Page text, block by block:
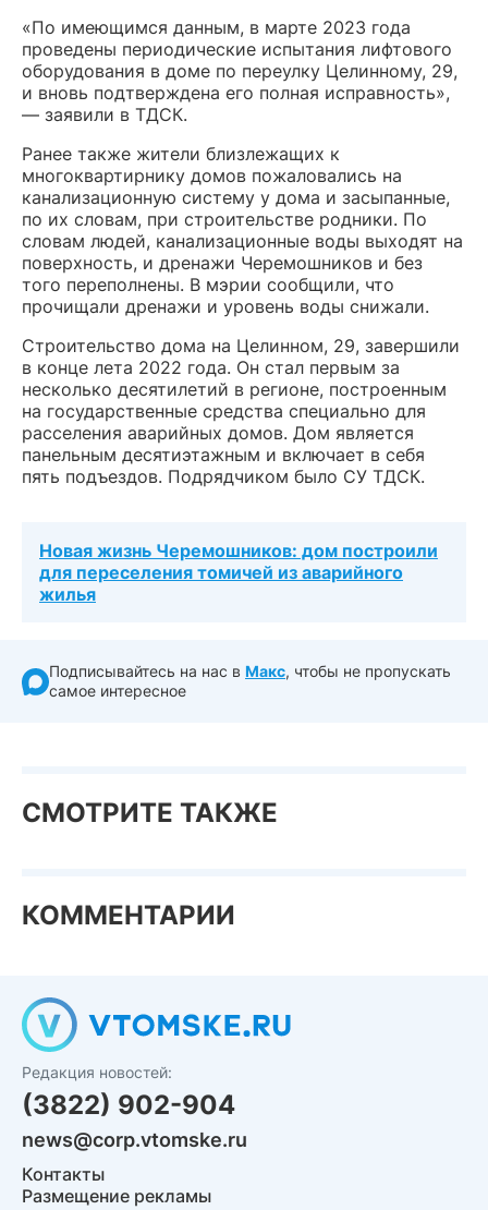
«По имеющимся данным, в марте 2023 года
проведены периодические испытания лифтового
оборудования в доме по переулку Целинному, 29,
и вновь подтверждена его полная исправность»,
— заявили в ТДСК.
Ранее также жители близлежащих к
многоквартирнику домов пожаловались на
канализационную систему у дома и засыпанные,
по их словам, при строительстве родники. По
словам людей, канализационные воды выходят на
поверхность, и дренажи Черемошников и без
того переполнены. В мэрии сообщили, что
прочищали дренажи и уровень воды снижали.
Строительство дома на Целинном, 29, завершили
в конце лета 2022 года. Он стал первым за
несколько десятилетий в регионе, построенным
на государственные средства специально для
расселения аварийных домов. Дом является
панельным десятиэтажным и включает в себя
пять подъездов. Подрядчиком было СУ ТДСК.
Новая жизнь Черемошников: дом построили
для переселения томичей из аварийного
жилья
Подписывайтесь на нас в Макс, чтобы не пропускать
самое интересное
СМОТРИТЕ ТАКЖЕ
КОММЕНТАРИИ
Редакция новостей:
(3822) 902-904
news@corp.vtomske.ru
Контакты
Размещение рекламы